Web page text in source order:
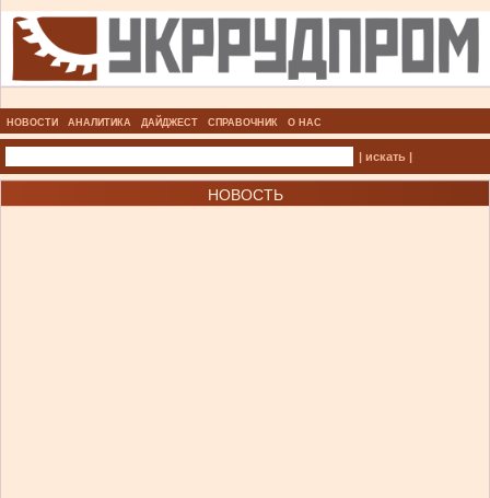
НОВОСТИ АНАЛИТИКА ДАЙДЖЕСТ СПРАВОЧНИК О НАС
| искать |
НОВОСТЬ